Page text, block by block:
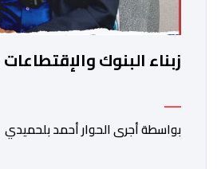
زبناء البنوك والإقتطاعات
بواسطة أجرى الحوار أحمد بلحميدي